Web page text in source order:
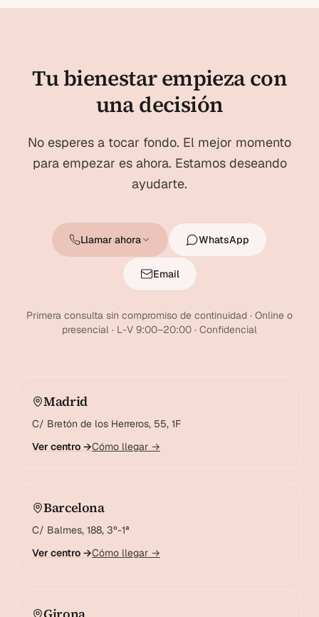
Tu bienestar empieza con
una decisión
No esperes a tocar fondo. El mejor momento
para empezar es ahora. Estamos deseando
ayudarte.
Llamar ahora WhatsApp
Email
Primera consulta sin compromiso de continuidad · Online o
presencial · L-V 9:00–20:00 · Confidencial
Madrid
C/ Bretón de los Herreros, 55, 1F
Ver centro →Cómo llegar →
Barcelona
C/ Balmes, 188, 3º-1ª
Ver centro →Cómo llegar →